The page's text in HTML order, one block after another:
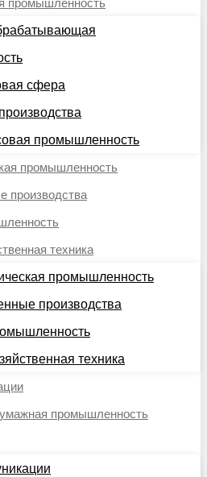
промышленность
сфера
промышленность
промышленность
производства
техника
промышленность
производства
техника
промышленность